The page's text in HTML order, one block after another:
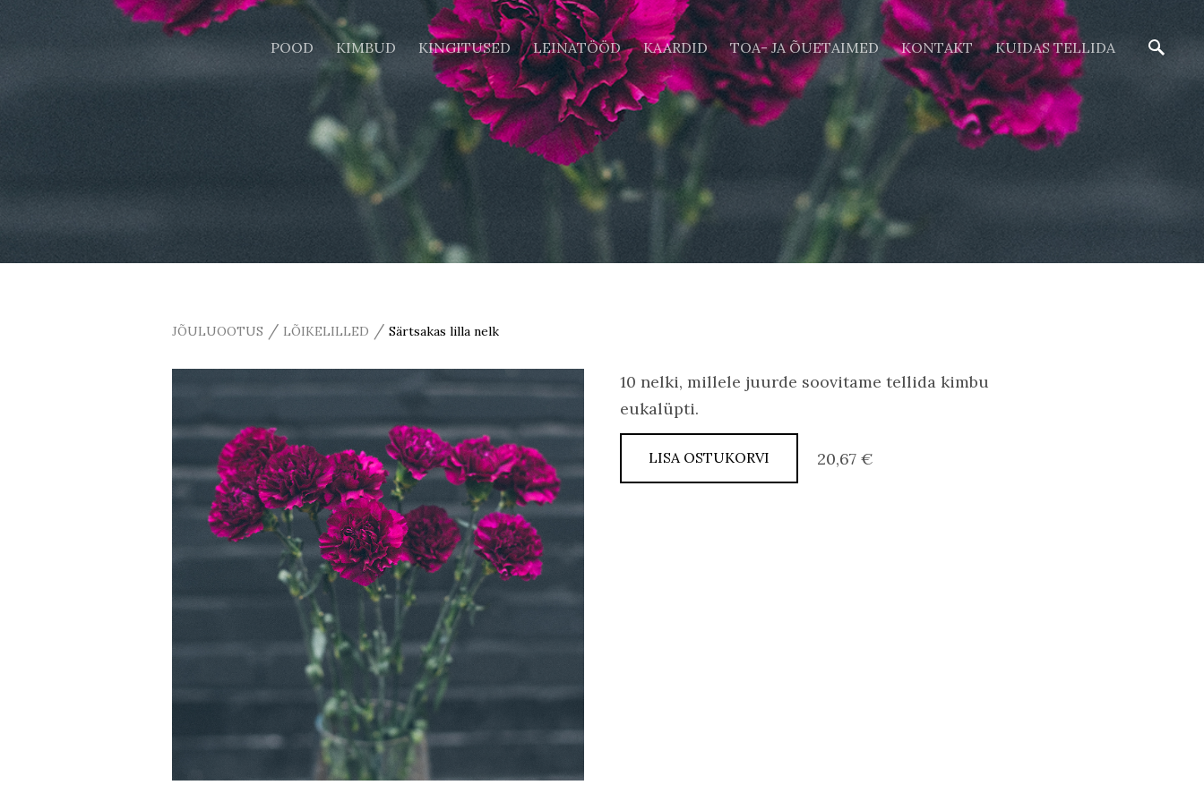
POOD KIMBUD KINGITUSED LEINATÖÖD KAARDID TOA- JA ÕUETAIMED KONTAKT KUIDAS TELLIDA
JÕULUOOTUS / LÕIKELILLED / Särtsakas lilla nelk
10 nelki, millele juurde soovitame tellida kimbu
eukalüpti.
LISA OSTUKORVI 20,67 €